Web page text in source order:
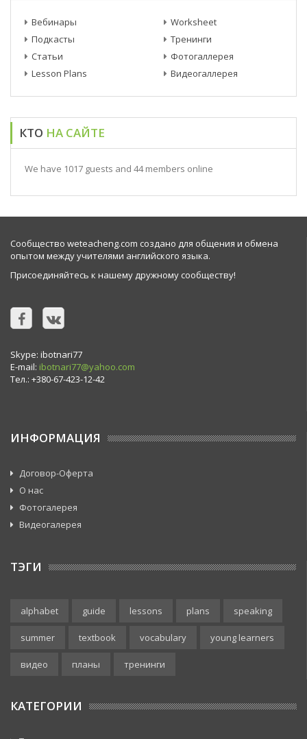
Вебинары
Подкасты
Статьи
Lesson Plans
Worksheet
Тренинги
Фотогаллерея
Видеогаллерея
КТО НА САЙТЕ
We have 1017 guests and 44 members online
Сообщество weteacheng.com создано для общения и обмена
опытом между учителями английского языка.
Присоединяйтесь к нашему дружному сообществу!
Skype: ibotnari77
E-mail: ibotnari77@yahoo.com
Тел.: +380-67-423-12-42
ИНФОРМАЦИЯ
Договор-Оферта
О нас
Фотогалерея
Видеогалерея
ТЭГИ
alphabet guide lessons plans speaking
summer textbook vocabulary young learners
видео планы тренинги
КАТЕГОРИИ